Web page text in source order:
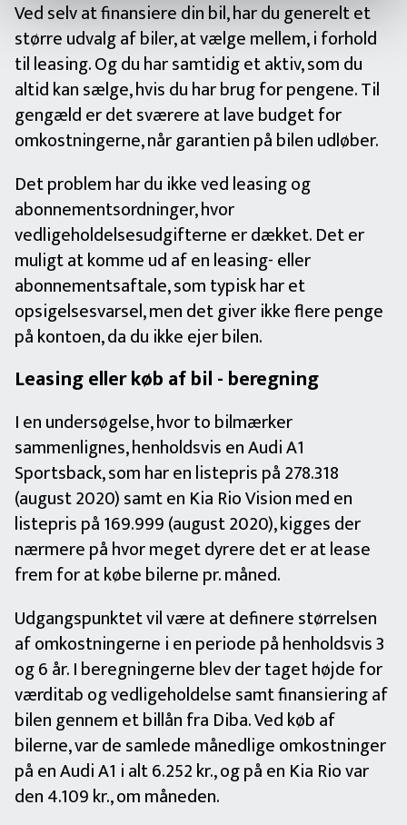
Ved selv at finansiere din bil, har du generelt et
større udvalg af biler, at vælge mellem, i forhold
til leasing. Og du har samtidig et aktiv, som du
altid kan sælge, hvis du har brug for pengene. Til
gengæld er det sværere at lave budget for
omkostningerne, når garantien på bilen udløber.
Det problem har du ikke ved leasing og
abonnementsordninger, hvor
vedligeholdelsesudgifterne er dækket. Det er
muligt at komme ud af en leasing- eller
abonnementsaftale, som typisk har et
opsigelsesvarsel, men det giver ikke flere penge
på kontoen, da du ikke ejer bilen.
Leasing eller køb af bil - beregning
I en undersøgelse, hvor to bilmærker
sammenlignes, henholdsvis en Audi A1
Sportsback, som har en listepris på 278.318
(august 2020) samt en Kia Rio Vision med en
listepris på 169.999 (august 2020), kigges der
nærmere på hvor meget dyrere det er at lease
frem for at købe bilerne pr. måned.
Udgangspunktet vil være at definere størrelsen
af omkostningerne i en periode på henholdsvis 3
og 6 år. I beregningerne blev der taget højde for
værditab og vedligeholdelse samt finansiering af
bilen gennem et billån fra Diba. Ved køb af
bilerne, var de samlede månedlige omkostninger
på en Audi A1 i alt 6.252 kr., og på en Kia Rio var
den 4.109 kr., om måneden.